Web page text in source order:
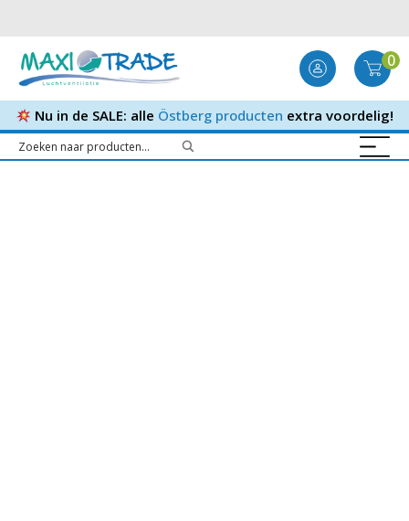
0
Nu in de SALE: alle Östberg producten extra voordelig!